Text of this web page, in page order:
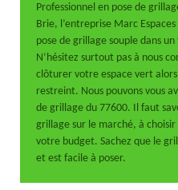
Professionnel en pose de
Brie, l’entreprise Marc
pose de grillage souple dans
N’hésitez surtout pas à nous
clôturer votre espace vert
restreint. Nous pouvons vous
de grillage du 77600. Il faut
grillage sur le marché, à
votre budget. Sachez que le
et est facile à poser.